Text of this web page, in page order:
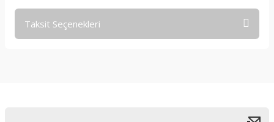
Taksit Seçenekleri